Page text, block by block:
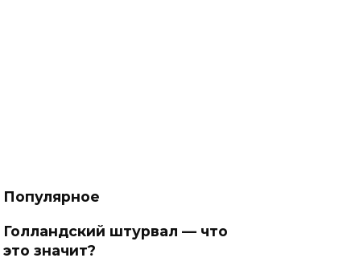
Популярное
Голландский штурвал — что
это значит?